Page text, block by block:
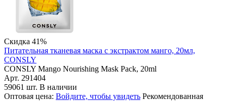
Скидка 41%
Питательная тканевая маска с экстрактом манго, 20мл,
CONSLY
CONSLY Mango Nourishing Mask Pack, 20ml
Арт. 291404
59061 шт. В наличии
Оптовая цена: Войдите, чтобы увидеть Рекомендованная